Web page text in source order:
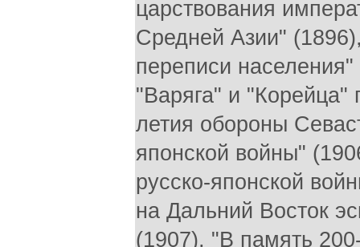
царствования
Средней Азии"
переписи
"Варяга" и
летия обороны
японской войны"
русско-японской
на Дальний Восток
(1907), "В память